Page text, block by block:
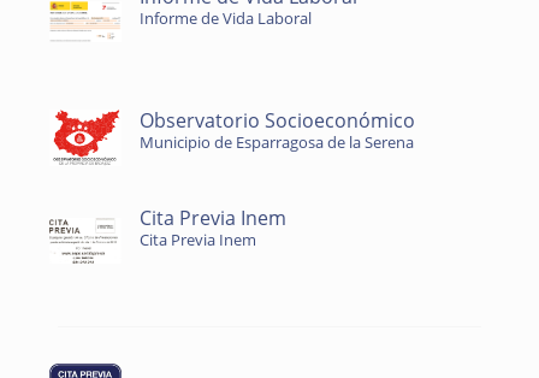
Informe de Vida Laboral
Observatorio Socioeconómico
Municipio de Esparragosa de la Serena
Cita Previa Inem
Cita Previa Inem